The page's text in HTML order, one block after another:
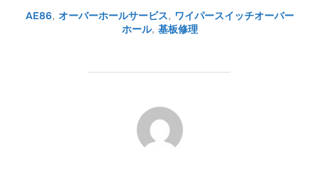
AE86, オーバーホールサービス, ワイパースイッチオーバー
ホール, 基板修理
投稿者